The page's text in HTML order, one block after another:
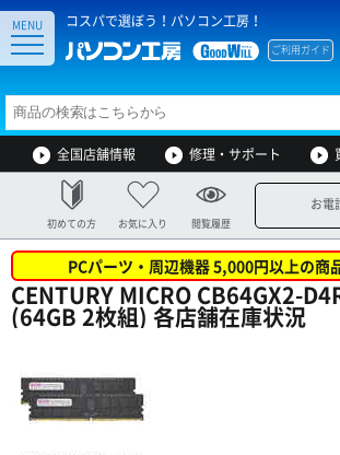
コスパで選ぼう！パソコン工房！
ご利用ガイド
MENU
全国店舗情報 修理・サポート
初めての方 お気に入り 閲覧履歴
お電
PCパーツ・周辺機器 5,000円以上の商
CENTURY MICRO CB64GX2-
(64GB 2枚組) 各店舗在庫状況